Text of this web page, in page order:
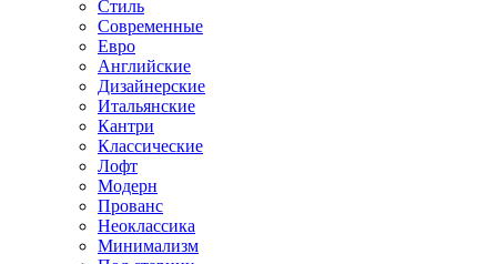
Стиль
Современные
Евро
Английские
Дизайнерские
Итальянские
Кантри
Классические
Лофт
Модерн
Прованс
Неоклассика
Минимализм